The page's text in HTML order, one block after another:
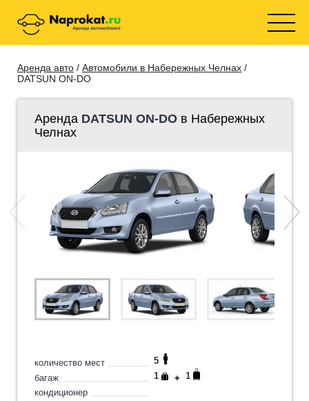
Аренда авто / Автомобили в Набережных Челнах /
DATSUN ON-DO
Аренда DATSUN ON-DO в Набережных
Челнах
количество мест
5
багаж
1 + 1
кондиционер